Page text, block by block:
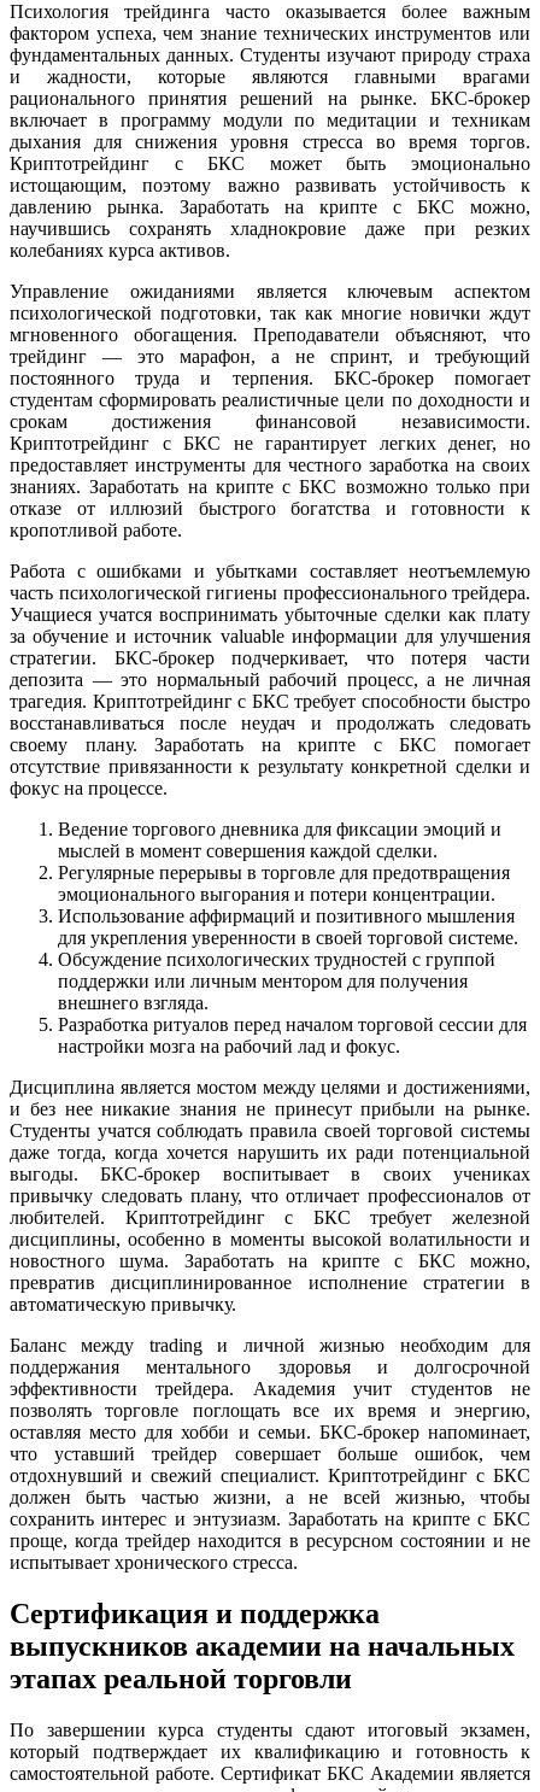
Психология трейдинга часто оказывается более важным
фактором успеха, чем знание технических инструментов или
фундаментальных данных. Студенты изучают природу страха
и жадности, которые являются главными врагами
рационального принятия решений на рынке. БКС-брокер
включает в программу модули по медитации и техникам
дыхания для снижения уровня стресса во время торгов.
Криптотрейдинг с БКС может быть эмоционально
истощающим, поэтому важно развивать устойчивость к
давлению рынка. Заработать на крипте с БКС можно,
научившись сохранять хладнокровие даже при резких
колебаниях курса активов.
Управление ожиданиями является ключевым аспектом
психологической подготовки, так как многие новички ждут
мгновенного обогащения. Преподаватели объясняют, что
трейдинг — это марафон, а не спринт, и требующий
постоянного труда и терпения. БКС-брокер помогает
студентам сформировать реалистичные цели по доходности и
срокам достижения финансовой независимости.
Криптотрейдинг с БКС не гарантирует легких денег, но
предоставляет инструменты для честного заработка на своих
знаниях. Заработать на крипте с БКС возможно только при
отказе от иллюзий быстрого богатства и готовности к
кропотливой работе.
Работа с ошибками и убытками составляет неотъемлемую
часть психологической гигиены профессионального трейдера.
Учащиеся учатся воспринимать убыточные сделки как плату
за обучение и источник valuable информации для улучшения
стратегии. БКС-брокер подчеркивает, что потеря части
депозита — это нормальный рабочий процесс, а не личная
трагедия. Криптотрейдинг с БКС требует способности быстро
восстанавливаться после неудач и продолжать следовать
своему плану. Заработать на крипте с БКС помогает
отсутствие привязанности к результату конкретной сделки и
фокус на процессе.
Ведение торгового дневника для фиксации эмоций и
мыслей в момент совершения каждой сделки.
Регулярные перерывы в торговле для предотвращения
эмоционального выгорания и потери концентрации.
Использование аффирмаций и позитивного мышления
для укрепления уверенности в своей торговой системе.
Обсуждение психологических трудностей с группой
поддержки или личным ментором для получения
внешнего взгляда.
Разработка ритуалов перед началом торговой сессии для
настройки мозга на рабочий лад и фокус.
Дисциплина является мостом между целями и достижениями,
и без нее никакие знания не принесут прибыли на рынке.
Студенты учатся соблюдать правила своей торговой системы
даже тогда, когда хочется нарушить их ради потенциальной
выгоды. БКС-брокер воспитывает в своих учениках
привычку следовать плану, что отличает профессионалов от
любителей. Криптотрейдинг с БКС требует железной
дисциплины, особенно в моменты высокой волатильности и
новостного шума. Заработать на крипте с БКС можно,
превратив дисциплинированное исполнение стратегии в
автоматическую привычку.
Баланс между trading и личной жизнью необходим для
поддержания ментального здоровья и долгосрочной
эффективности трейдера. Академия учит студентов не
позволять торговле поглощать все их время и энергию,
оставляя место для хобби и семьи. БКС-брокер напоминает,
что уставший трейдер совершает больше ошибок, чем
отдохнувший и свежий специалист. Криптотрейдинг с БКС
должен быть частью жизни, а не всей жизнью, чтобы
сохранить интерес и энтузиазм. Заработать на крипте с БКС
проще, когда трейдер находится в ресурсном состоянии и не
испытывает хронического стресса.
Сертификация и поддержка
выпускников академии на начальных
этапах реальной торговли
По завершении курса студенты сдают итоговый экзамен,
который подтверждает их квалификацию и готовность к
самостоятельной работе. Сертификат БКС Академии является